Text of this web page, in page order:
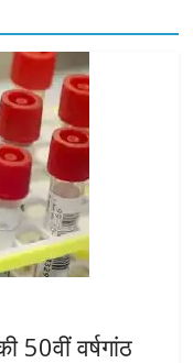
50वीं वर्षगांठ